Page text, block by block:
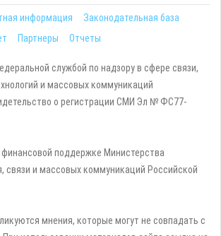
информация
Законодательная база
Партнеры Отчеты
службой по надзору в сфере связи,
и массовых коммуникаций
о регистрации СМИ Эл № ФС77-
поддержке Министерства
связи и массовых коммуникаций Российской
мнения, которые могут не совпадать с